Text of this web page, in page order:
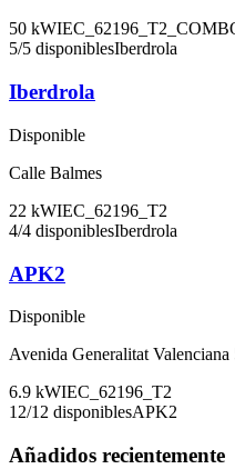
50 kW
5/5 disponiblesIberdrola
Iberdrola
Disponible
Calle Balmes
22 kWIEC_62196_T2
4/4 disponiblesIberdrola
APK2
Disponible
Avenida Generalitat Valenciana
6.9 kWIEC_62196_T2
12/12 disponiblesAPK2
Añadidos recientemente